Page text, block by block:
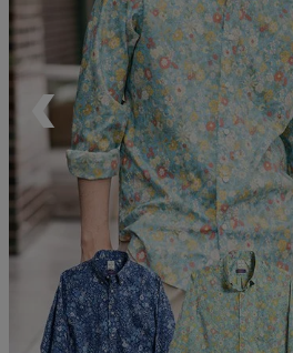
ランキング
再入荷商品
アウトレット
サイズから探す